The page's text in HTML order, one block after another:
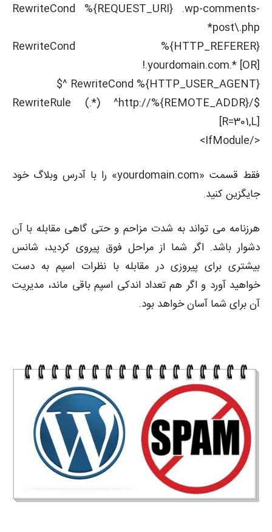
RewriteCond %{REQUEST_URI} .wp-comments-
post\.php*
RewriteCond %{HTTP_REFERER}
!.yourdomain.com.* [OR]
RewriteCond %{HTTP_USER_AGENT} ^$
RewriteRule (.*) ^http://%{REMOTE_ADDR}/$
[R=301,L]
</IfModule>
فقط قسمت «yourdomain.com» را با آدرس وبلاگ خود
جایگزین کنید.
هرزنامه می تواند به شدت مزاحم و حتی گاهی مقابله با آن
دشوار باشد. اگر شما از مراحل فوق پیروی کردید، شانس
بیشتری برای پیروزی در مقابله با نظرات اسپم به دست
خواهید آورد و اگر هم تعداد اندکی اسپم باقی ماند، مدیریت
آن برای شما آسان خواهد بود.